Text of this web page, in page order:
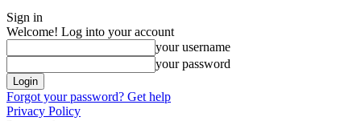
Sign in
Welcome! Log into your account
your username
your password
Forgot your password? Get help
Privacy Policy